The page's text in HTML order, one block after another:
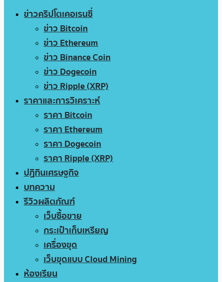
ข่าวคริปโตเคอเรนซี่
ข่าว Bitcoin
ข่าว Ethereum
ข่าว Binance Coin
ข่าว Dogecoin
ข่าว Ripple (XRP)
ราคาและการวิเคราะห์
ราคา Bitcoin
ราคา Ethereum
ราคา Dogecoin
ราคา Ripple (XRP)
ปฏิทินเศรษฐกิจ
บทความ
รีวิวผลิตภัณฑ์
เว็บซื้อขาย
กระเป๋าเก็บเหรียญ
เครื่องขุด
เว็บขุดแบบ Cloud Mining
ห้องเรียน